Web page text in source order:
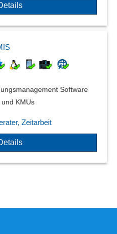
Software
KMUs
Zeitarbeit